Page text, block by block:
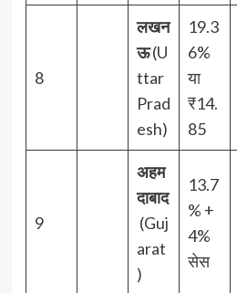
8
लखन
ऊ(U
ttar
Prad
esh)
19.3
6%
या
₹14.
85
9
अहम
दाबाद
(Guj
arat
)
13.7
% +
4%
सेस